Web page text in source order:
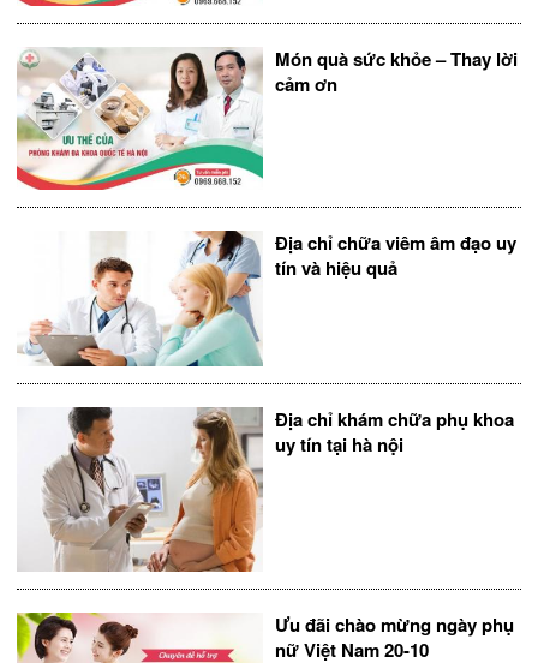
Món quà sức khỏe – Thay lời
cảm ơn
Địa chỉ chữa viêm âm đạo uy
tín và hiệu quả
Địa chỉ khám chữa phụ khoa
uy tín tại hà nội
Ưu đãi chào mừng ngày phụ
nữ Việt Nam 20-10